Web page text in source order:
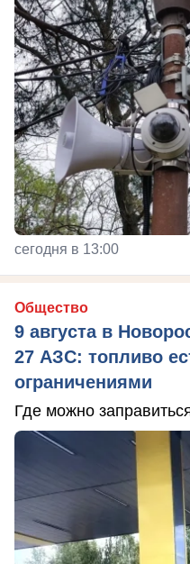
сегодня в 13:00
Общество
9 августа в
27 АЗС: топливо
ограничениями
Где можно